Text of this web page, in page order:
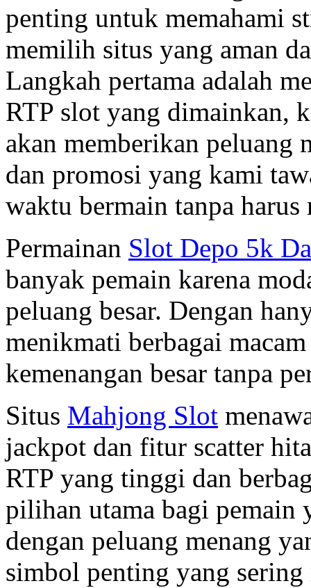
penting untuk memahami
memilih situs yang aman
Langkah pertama adalah
RTP slot yang dimainkan,
akan memberikan peluang
dan promosi yang kami
waktu bermain tanpa
Permainan Slot Depo 5k
banyak pemain karena
peluang besar. Dengan
menikmati berbagai
kemenangan besar tanpa
Situs Mahjong Slot
jackpot dan fitur scatter
RTP yang tinggi dan
pilihan utama bagi
dengan peluang menang
simbol penting yang sering